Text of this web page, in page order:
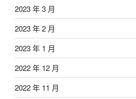
2023 年 3 月
2023 年 2 月
2023 年 1 月
2022 年 12 月
2022 年 11 月